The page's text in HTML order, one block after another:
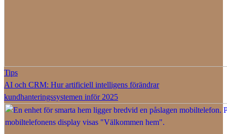
Tips
AI och CRM: Hur artificiell intelligens förändrar
kundhanteringssystemen inför 2025